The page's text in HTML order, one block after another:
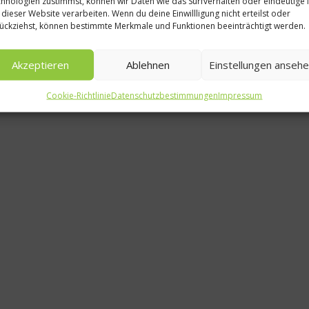
dieser Website verarbeiten. Wenn du deine Einwillligung nicht erteilst oder
können bestimmte Merkmale und Funktionen beeinträchtigt werden.
Akzeptieren Ablehnen Einstellungen
Cookie-RichtlinieDatenschutzbestimmungenImpressum
St.